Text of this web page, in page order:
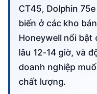
CT45, Dolphin
biến ở các kho
Honeywell nổi bật
lâu 12-14 giờ, và
doanh nghiệp
chất lượng.